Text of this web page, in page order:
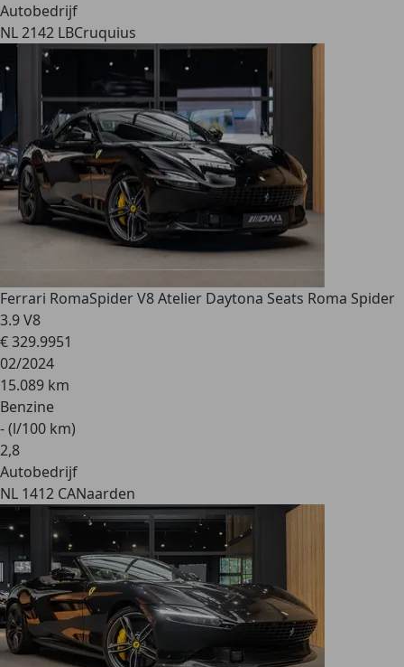
Autobedrijf
NL 2142 LBCruquius
Ferrari RomaSpider V8 Atelier Daytona Seats Roma Spider
3.9 V8
€ 329.9951
02/2024
15.089 km
Benzine
- (l/100 km)
2,8
Autobedrijf
NL 1412 CANaarden